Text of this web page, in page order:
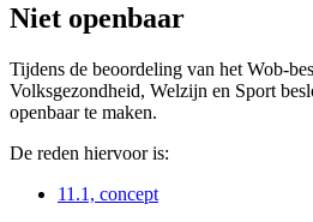
Niet openbaar
Tijdens de beoordeling van het Wob-
Volksgezondheid, Welzijn en Sport
openbaar te maken.
De reden hiervoor is:
11.1, concept